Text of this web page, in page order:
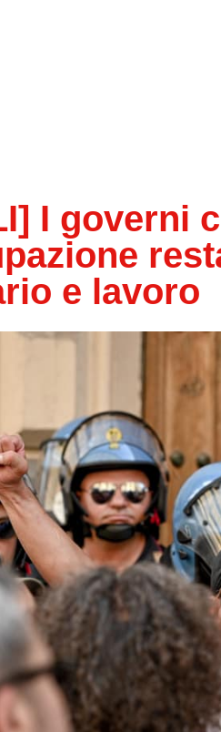
I governi
e lavoro